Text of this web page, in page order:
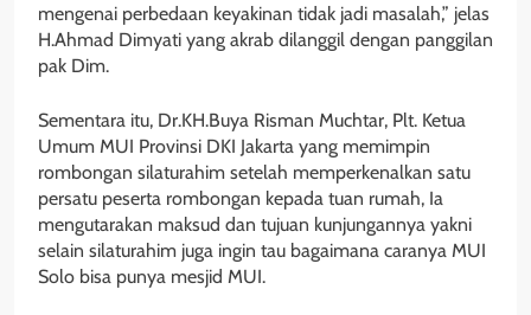
mengenai perbedaan keyakinan tidak jadi masalah,” jelas
H.Ahmad Dimyati yang akrab dilanggil dengan panggilan
pak Dim.
Sementara itu, Dr.KH.Buya Risman Muchtar, Plt. Ketua
Umum MUI Provinsi DKI Jakarta yang memimpin
rombongan silaturahim setelah memperkenalkan satu
persatu peserta rombongan kepada tuan rumah, Ia
mengutarakan maksud dan tujuan kunjungannya yakni
selain silaturahim juga ingin tau bagaimana caranya MUI
Solo bisa punya mesjid MUI.